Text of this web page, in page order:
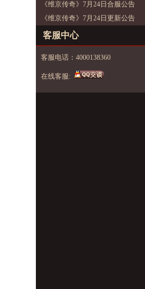
《维京传奇》7月24日合服公告
《维京传奇》7月24日更新公告
客服中心
客服电话：4000138360
在线客服: